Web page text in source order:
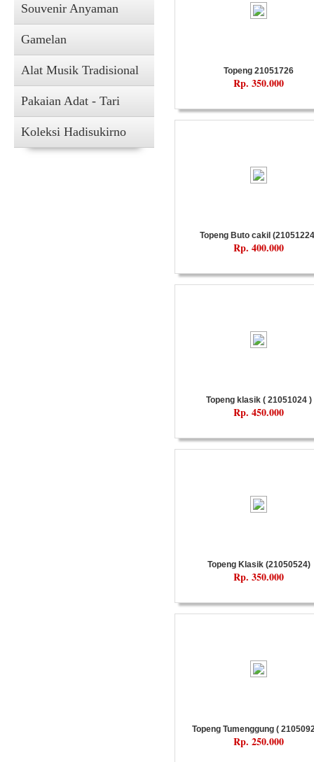
Souvenir Anyaman
Gamelan
Alat Musik Tradisional
Pakaian Adat - Tari
Koleksi Hadisukirno
Topeng 21051726
Rp. 350.000
Topeng Buto cakil
Rp. 400.000
Topeng klasik ( 21051024 )
Rp. 450.000
Topeng Klasik (21050524)
Rp. 350.000
Topeng Tumenggung (
Rp. 250.000